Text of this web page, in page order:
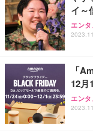
イ～
エンタ
「
12月
エンタ